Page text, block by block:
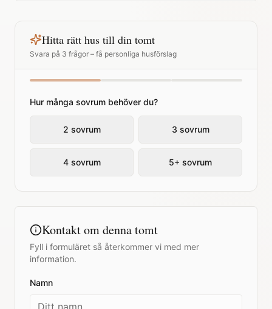
Hitta rätt hus till din tomt
Svara på 3 frågor – få personliga husförslag
Hur många sovrum behöver du?
2 sovrum 3 sovrum
4 sovrum 5+ sovrum
Kontakt om denna tomt
Fyll i formuläret så återkommer vi med mer
information.
Namn